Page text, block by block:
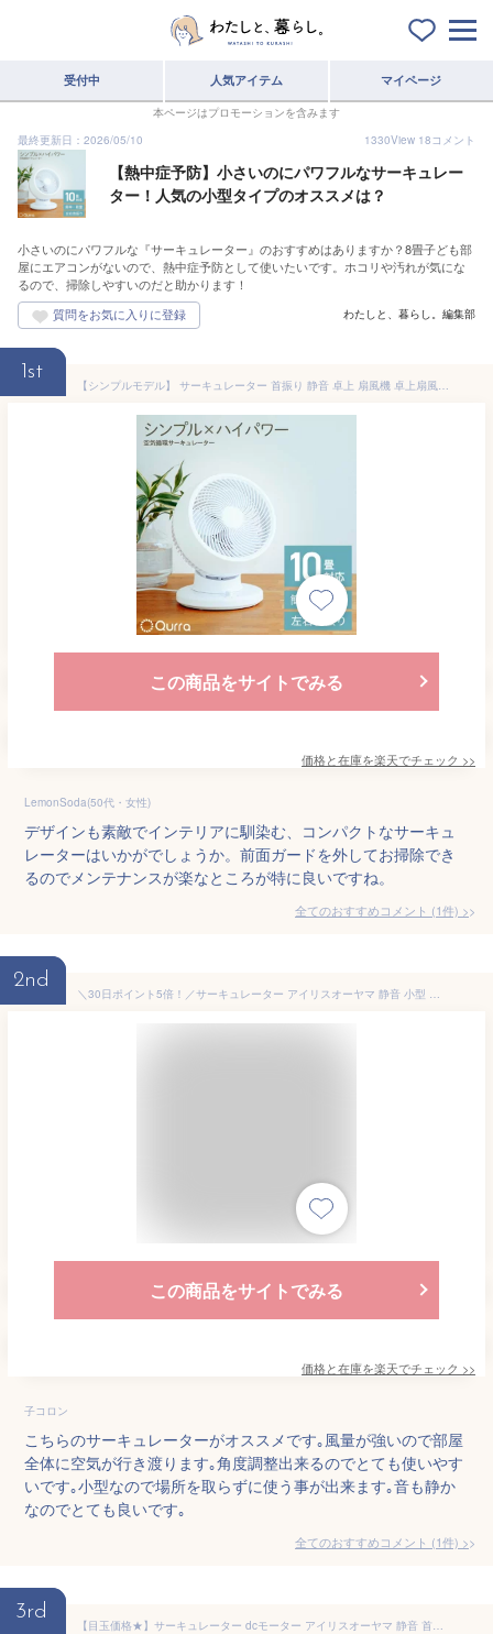
受付中 人気アイテム マイページ
本ページはプロモーションを含みます
最終更新日：2026/05/10
1330View 18コメント
【熱中症予防】小さいのにパワフルなサーキュレー
ター！人気の小型タイプのオススメは？
小さいのにパワフルな『サーキュレーター』のおすすめはありますか？8畳子ども部
屋にエアコンがないので、熱中症予防として使いたいです。ホコリや汚れが気にな
るので、掃除しやすいのだと助かります！
わたしと、暮らし。編集部
1st
【シンプルモデル】 サーキュレーター 首振り 静音 卓上 扇風機 卓上扇風機 小型 コンパクト 軽量 部屋干し 衣類 乾燥 静音 リビング キッチン トイレ 寝室 脱衣所 おしゃれ シンプル 持ち運び 強力 上下 左右 お手入れ簡単 おすすめ
この商品をサイトでみる
価格と在庫を楽天でチェック >>
LemonSoda(50代・女性)
デザインも素敵でインテリアに馴染む、コンパクトなサーキュ
レーターはいかがでしょうか。前面ガードを外してお掃除でき
るのでメンテナンスが楽なところが特に良いですね。
全てのおすすめコメント (1件) >
2nd
＼30日ポイント5倍！／サーキュレーター アイリスオーヤマ 静音 小型 コンパクト おしゃれ 節電 省エネ マカロン型 扇風機 固定 シンプル 8畳 空調 冷房 風量調整 角度調整 送風機 かわいい 一人暮らし ホワイト ブラック 送料無料 PCF-MKM15N-W PCF-MKM15N-B
この商品をサイトでみる
価格と在庫を楽天でチェック >>
子コロン
こちらのサーキュレーターがオススメです｡風量が強いので部屋
全体に空気が行き渡ります｡角度調整出来るのでとても使いやす
いです｡小型なので場所を取らずに使う事が出来ます｡音も静か
なのでとても良いです｡
全てのおすすめコメント (1件) >
3rd
【目玉価格★】サーキュレーター dcモーター アイリスオーヤマ 静音 首振り DCモーター 24畳 送料無料 扇風機 節電 省エネ ボール型 小型 換気 空気 循環 空気循環 大風量 左右 冷房 暖房 コンパクト PCF-SDC15TK